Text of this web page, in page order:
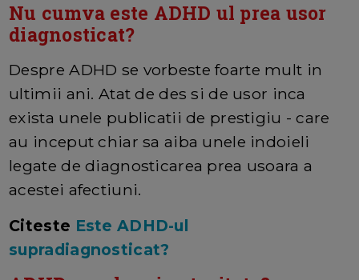
Nu cumva este ADHD ul prea usor
diagnosticat?
Despre ADHD se vorbeste foarte mult in
ultimii ani. Atat de des si de usor inca
exista unele publicatii de prestigiu - care
au inceput chiar sa aiba unele indoieli
legate de diagnosticarea prea usoara a
acestei afectiuni.
Citeste Este ADHD-ul
supradiagnosticat?